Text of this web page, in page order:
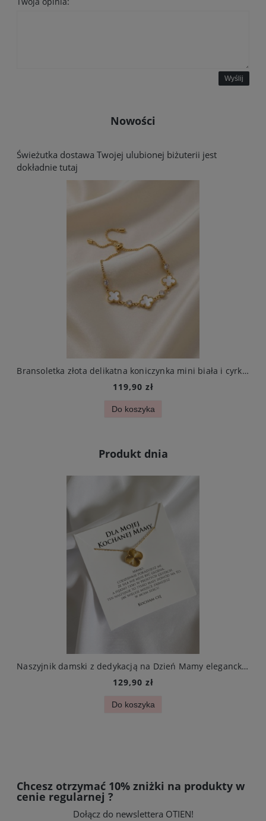
Wyślij
Nowości
Świeżutka dostawa Twojej ulubionej biżuterii jest
dokładnie tutaj
Bransoletka złota delikatna koniczynka mini biała i cyrkonie stal chirurgiczna
119,90 zł
Do koszyka
Produkt dnia
Naszyjnik damski z dedykacją na Dzień Mamy elegancka złota koniczynka ze stali szlachetnej
129,90 zł
Do koszyka
Chcesz otrzymać 10% zniżki na produkty w
cenie regularnej ?
Dołącz do newslettera OTIEN!